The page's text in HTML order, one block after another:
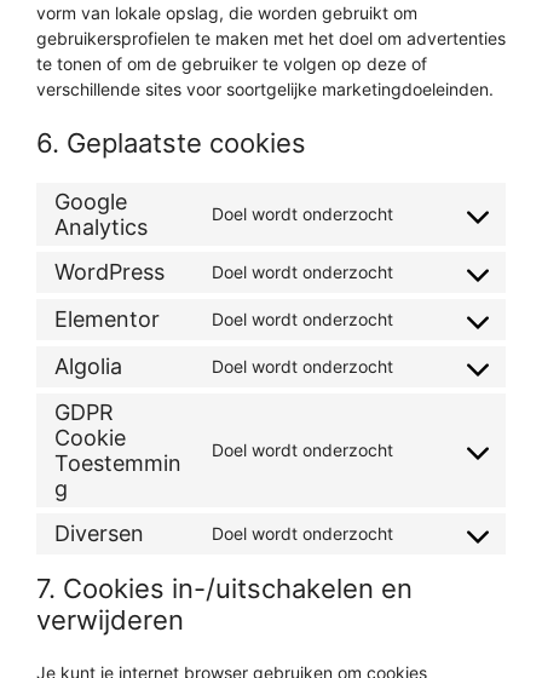
vorm van lokale opslag, die worden gebruikt om
gebruikersprofielen te maken met het doel om advertenties
te tonen of om de gebruiker te volgen op deze of
verschillende sites voor soortgelijke marketingdoeleinden.
6. Geplaatste cookies
Google
Analytics
Doel wordt onderzocht
WordPress Doel wordt onderzocht
Elementor Doel wordt onderzocht
Algolia Doel wordt onderzocht
GDPR
Cookie
Toestemmin
g
Doel wordt onderzocht
Diversen Doel wordt onderzocht
7. Cookies in-/uitschakelen en
verwijderen
Je kunt je internet browser gebruiken om cookies